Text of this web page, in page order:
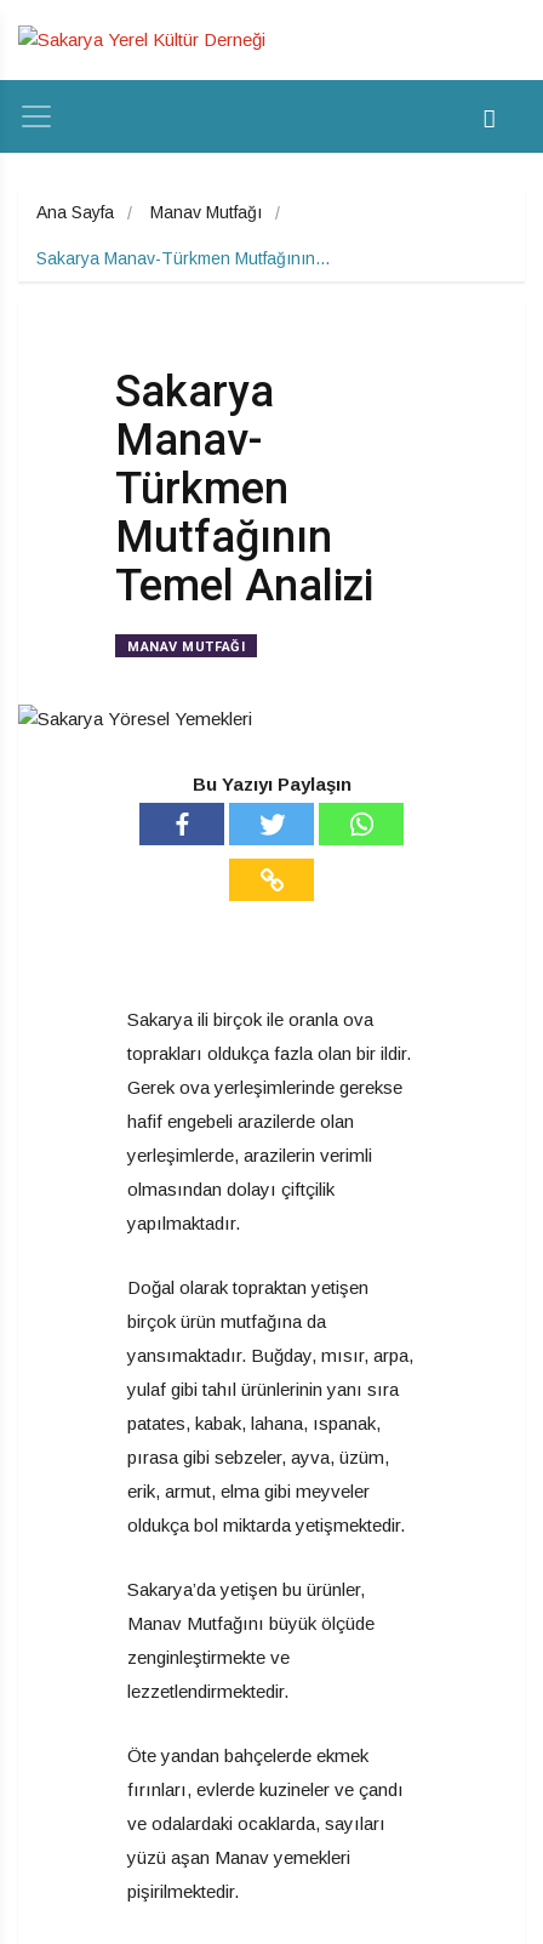
Ana Sayfa Manav Mutfağı
Sakarya Manav-Türkmen Mutfağının…
Sakarya
Manav-
Türkmen
Mutfağının
Temel Analizi
MANAV MUTFAĞI
Bu Yazıyı Paylaşın
Sakarya ili birçok ile oranla ova
toprakları oldukça fazla olan bir ildir.
Gerek ova yerleşimlerinde gerekse
hafif engebeli arazilerde olan
yerleşimlerde, arazilerin verimli
olmasından dolayı çiftçilik
yapılmaktadır.
Doğal olarak topraktan yetişen
birçok ürün mutfağına da
yansımaktadır. Buğday, mısır, arpa,
yulaf gibi tahıl ürünlerinin yanı sıra
patates, kabak, lahana, ıspanak,
pırasa gibi sebzeler, ayva, üzüm,
erik, armut, elma gibi meyveler
oldukça bol miktarda yetişmektedir.
Sakarya’da yetişen bu ürünler,
Manav Mutfağını büyük ölçüde
zenginleştirmekte ve
lezzetlendirmektedir.
Öte yandan bahçelerde ekmek
fırınları, evlerde kuzineler ve çandı
ve odalardaki ocaklarda, sayıları
yüzü aşan Manav yemekleri
pişirilmektedir.